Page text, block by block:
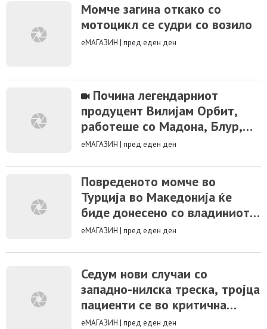
Момче загина откако со
мотоцикл се судри со возило
еМАГАЗИН | пред еден ден
Почина легендарниот
продуцент Вилијам Орбит,
работеше со Мадона, Блур,
Бритни Спирс…
еМАГАЗИН | пред еден ден
Повреденото момче во
Турција во Македонија ќе
биде донесено со владиниот
авион и медицински тим
еМАГАЗИН | пред еден ден
Седум нови случаи со
западно-нилска треска, тројца
пациенти се во критична
состојба
еМАГАЗИН | пред еден ден